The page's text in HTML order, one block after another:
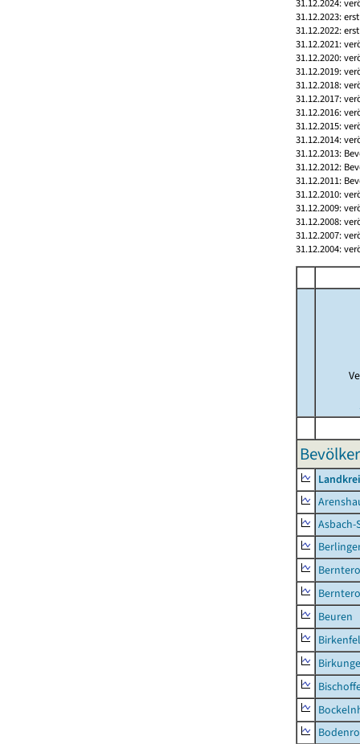
31.12.2024:
31.12.2023:
31.12.2022:
31.12.2021:
31.12.2020:
31.12.2019:
31.12.2018:
31.12.2017:
31.12.2016:
31.12.2015:
31.12.2014:
31.12.2013:
31.12.2012:
31.12.2011:
31.12.2010:
31.12.2009:
31.12.2008:
31.12.2007:
31.12.2004:
Asbach-
Beuren